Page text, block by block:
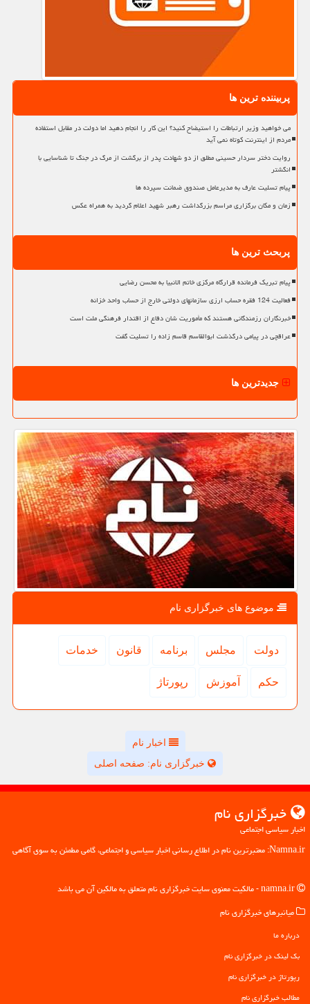
پربیننده ترین ها
می خواهید وزیر ارتباطات را استیضاح کنید؟ این کار را انجام دهید اما دولت در مقابل استفاده
مردم از اینترنت کوتاه نمی آید
روایت دختر سردار حسینی مطلق از دو شهادت پدر از برگشت از مرگ در جنگ تا شناسایی با
انگشتر
پیام تسلیت عارف به مدیرعامل صندوق ضمانت سپرده ها
زمان و مکان برگزاری مراسم بزرگداشت رهبر شهید اعلام گردید به همراه عکس
پربحث ترین ها
پیام تبریک فرمانده قرارگاه مرکزی خاتم الانبیا به محسن رضایی
فعالیت 124 فقره حساب ارزی سازمانهای دولتی خارج از حساب واحد خزانه
خبرنگاران رزمندگانی هستند که مأموریت شان دفاع از اقتدار فرهنگی ملت است
عراقچی در پیامی درگذشت ابوالقاسم قاسم زاده را تسلیت گفت
جدیدترین ها
موضوع های خبرگزاری نام
دولت مجلس برنامه قانون خدمات
حكم آموزش رپورتاژ
اخبار نام
خبرگزاری نام: صفحه اصلی
خبرگزاری نام
اخبار سیاسی اجتماعی
Namna.ir: معتبرترین نام در اطلاع رسانی اخبار سیاسی و اجتماعی، گامی مطمئن به سوی آگاهی
میانبرهای خبرگزاری نام
درباره ما
بک لینک در خبرگزاری نام
رپورتاژ در خبرگزاری نام
مطالب خبرگزاری نام